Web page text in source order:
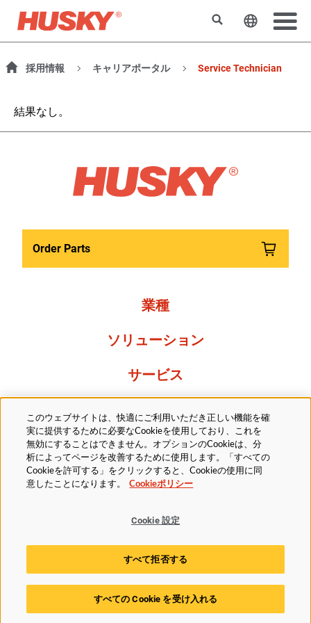
検索 ウェブサ
採用情報 キャリアポータル Service Technician
結果なし。
Order Parts
業種
ソリューション
サービス
Resources
当社について
法的 プライバシーポリシー
アクセシビリティ方針
Cookieポリシー
Cookie 設定
© 2025 Husky Technologies. All rights reserved.
このウェブサイトは、快適にご利用いただき正しい機能を確
実に提供するために必要なCookieを使用しており、これを
無効にすることはできません。オプションのCookieは、分
析によってページを改善するために使用します。「すべての
Cookieを許可する」をクリックすると、Cookieの使用に同
意したことになります。
Cookieポリシー
Cookie 設定
すべて拒否する
すべての Cookie を受け入れる